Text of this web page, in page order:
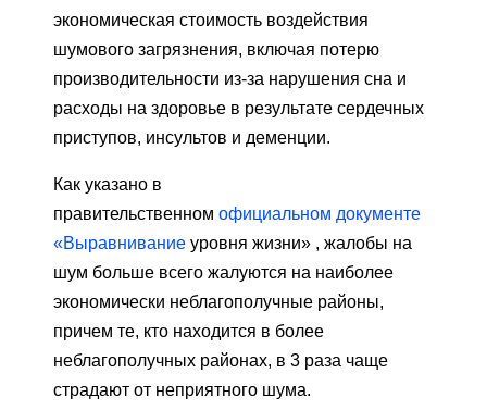
экономическая стоимость воздействия
шумового загрязнения, включая потерю
производительности из-за нарушения сна и
расходы на здоровье в результате сердечных
приступов, инсультов и деменции.
Как указано в
правительственном официальном документе
«Выравнивание уровня жизни» , жалобы на
шум больше всего жалуются на наиболее
экономически неблагополучные районы,
причем те, кто находится в более
неблагополучных районах, в 3 раза чаще
страдают от неприятного шума.